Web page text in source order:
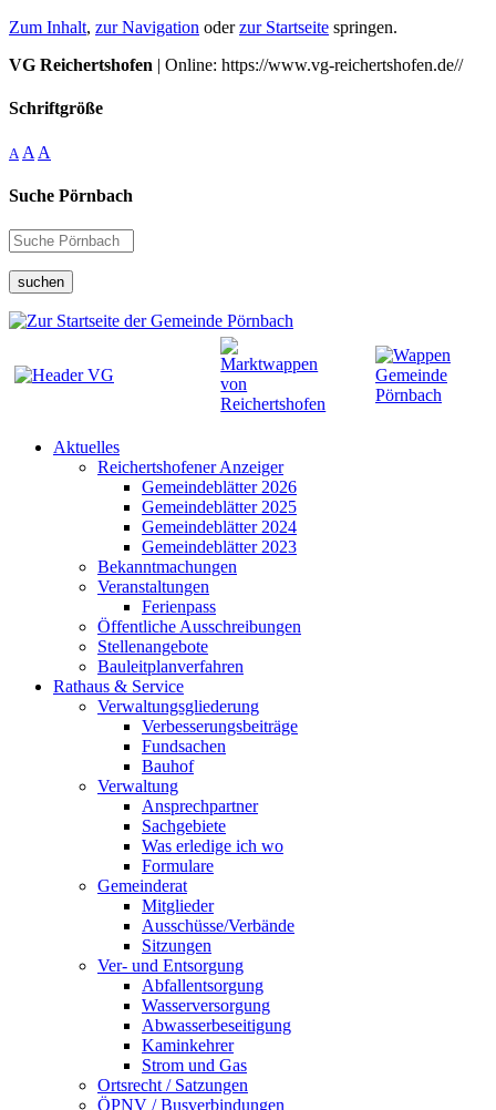
Zum Inhalt, zur Navigation oderzur Startseite springen.
VG Reichertshofen | Online: https://www.vg-reichertshofen.de//
Schriftgröße
A A A
Suche Pörnbach
suchen
Aktuelles
Reichertshofener Anzeiger
Gemeindeblätter 2026
Gemeindeblätter 2025
Gemeindeblätter 2024
Gemeindeblätter 2023
Bekanntmachungen
Veranstaltungen
Ferienpass
Öffentliche Ausschreibungen
Stellenangebote
Bauleitplanverfahren
Rathaus & Service
Verwaltungsgliederung
Verbesserungsbeiträge
Fundsachen
Bauhof
Verwaltung
Ansprechpartner
Sachgebiete
Was erledige ich wo
Formulare
Gemeinderat
Mitglieder
Ausschüsse/Verbände
Sitzungen
Ver- und Entsorgung
Abfallentsorgung
Wasserversorgung
Abwasserbeseitigung
Kaminkehrer
Strom und Gas
Ortsrecht / Satzungen
ÖPNV / Busverbindungen